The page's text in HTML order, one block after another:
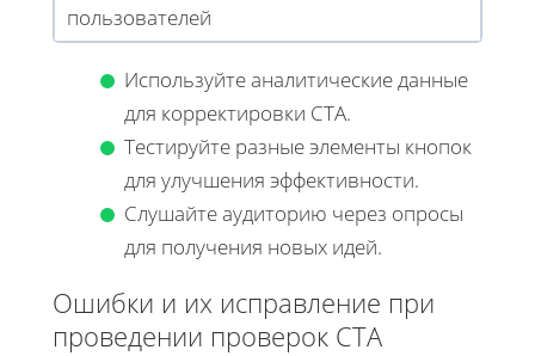
пользователей
Используйте аналитические данные
для корректировки CTA.
Тестируйте разные элементы кнопок
для улучшения эффективности.
Слушайте аудиторию через опросы
для получения новых идей.
Ошибки и их исправление при
проведении проверок CTA